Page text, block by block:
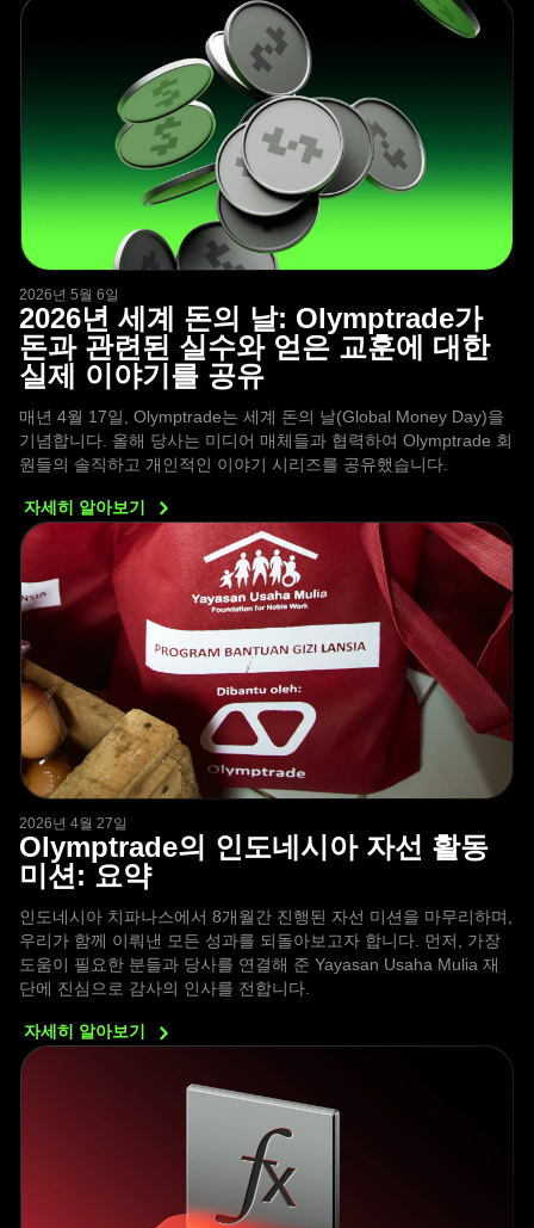
2026년 5월 6일
2026년 세계 돈의 날: Olymptrade가
돈과 관련된 실수와 얻은 교훈에 대한
실제 이야기를 공유
매년 4월 17일, Olymptrade는 세계 돈의 날(Global Money Day)을
기념합니다. 올해 당사는 미디어 매체들과 협력하여 Olymptrade 회
원들의 솔직하고 개인적인 이야기 시리즈를 공유했습니다.
자세히 알아보기
2026년 4월 27일
Olymptrade의 인도네시아 자선 활동
미션: 요약
인도네시아 치파나스에서 8개월간 진행된 자선 미션을 마무리하며,
우리가 함께 이뤄낸 모든 성과를 되돌아보고자 합니다. 먼저, 가장
도움이 필요한 분들과 당사를 연결해 준 Yayasan Usaha Mulia 재
단에 진심으로 감사의 인사를 전합니다.
자세히 알아보기